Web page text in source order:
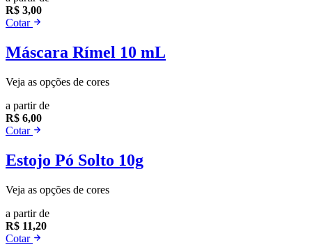
R$ 3,00
Cotar
Máscara Rímel 10 mL
Veja as opções de cores
a partir de
R$ 6,00
Cotar
Estojo Pó Solto 10g
Veja as opções de cores
a partir de
R$ 11,20
Cotar